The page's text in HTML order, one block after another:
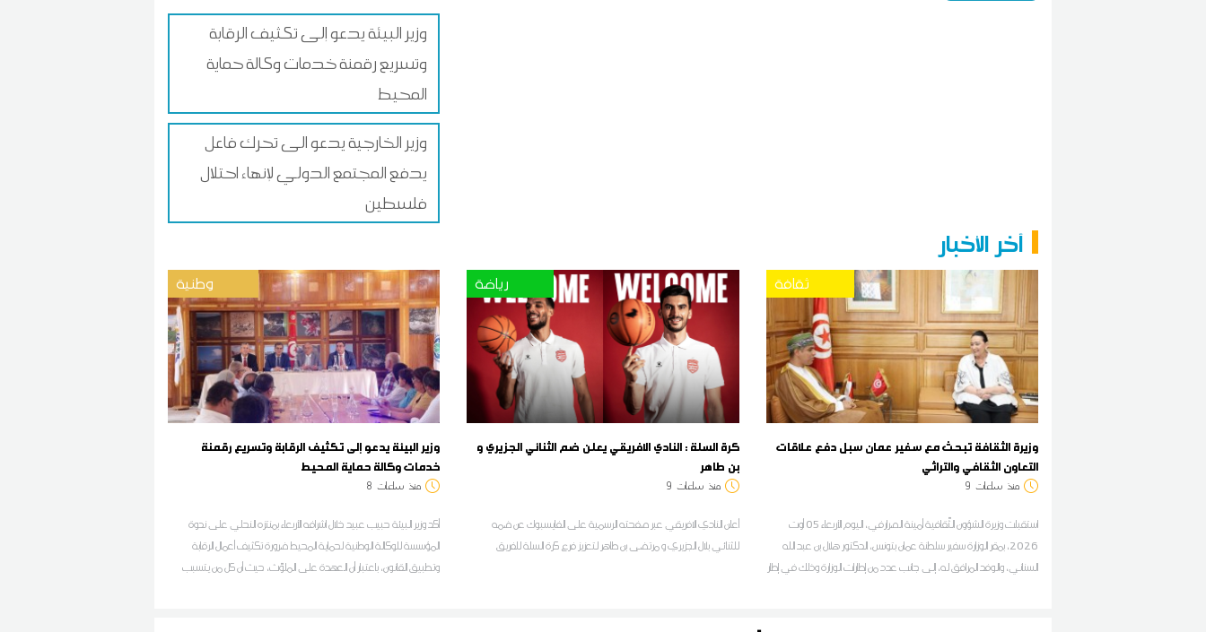
وزير البيئة يدعو إلى تكثيف الرقابة
وتسريع رقمنة خدمات وكالة حماية
المحيط
وزير الخارجية يدعو الى تحرك فاعل
يدفع المجتمع الدولي لإنهاء احتلال
فلسطين
آخر الأخبار
وطنية
وزير البيئة يدعو إلى تكثيف الرقابة وتسريع رقمنة
خدمات وكالة حماية المحيط
منذ ساعات 8
أكد وزير البيئة حبيب عبيد خلال اشرافه الأربعاء بمنتزه النحلي على ندوة
المؤسسة للوكالة الوطنية لحماية المحيط ضرورة تكثيف أعمال الرقابة
وتطبيق القانون، باعتبار أن العهدة على الملوّث، حيث أن كل من يتسبب
رياضة
كرة السلة : النادي الافريقي يعلن ضم الثنائي الجزيري و
بن طاهر
منذ ساعات 9
أعلن النادي الافريقي عبر صفحته الرسمية على الفايسبوك عن ضمه
للثنائي بلال الجزيري و مرتضى بن طاهر لتعزيز فرع كرة السلة للفريق
ثقافة
وزيرة الثقافة تبحث مع سفير عمان سبل دفع علاقات
التعاون الثقافي والتراثي
منذ ساعات 9
استقبلت وزيرة الشؤون الثّقافية أمينة الصرارفي، اليوم الأربعاء 05 أوت
2026، بمقر الوزارة سفير سلطنة عمان بتونس، الدكتور هلال بن عبد الله
السناني، والوفد المرافق له، إلى جانب عدد من إطارات الوزارة وذلك في إطار